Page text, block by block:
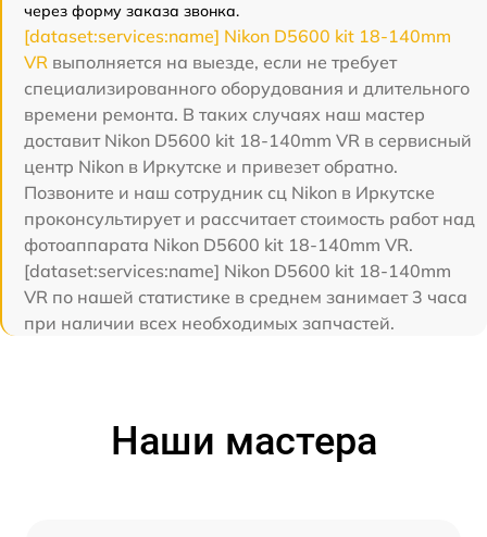
через форму заказа звонка.
[dataset:services:name] Nikon D5600 kit 18-140mm
VR выполняется на выезде, если не требует
специализированного оборудования и длительного
времени ремонта. В таких случаях наш мастер
доставит Nikon D5600 kit 18-140mm VR в сервисный
центр Nikon в Иркутске и привезет обратно.
Позвоните и наш сотрудник сц Nikon в Иркутске
проконсультирует и рассчитает стоимость работ над
фотоаппарата Nikon D5600 kit 18-140mm VR.
[dataset:services:name] Nikon D5600 kit 18-140mm
VR по нашей статистике в среднем занимает 3 часа
при наличии всех необходимых запчастей.
Наши мастера